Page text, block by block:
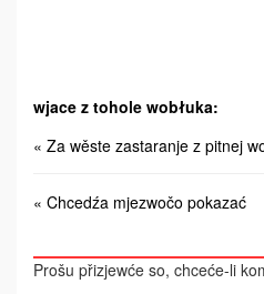
wjace z tohole wobłuka:
« Za wěste zastaranje z pitnej
« Chcedźa mjezwočo pokazać
Prošu přizjewće so, chceće-li